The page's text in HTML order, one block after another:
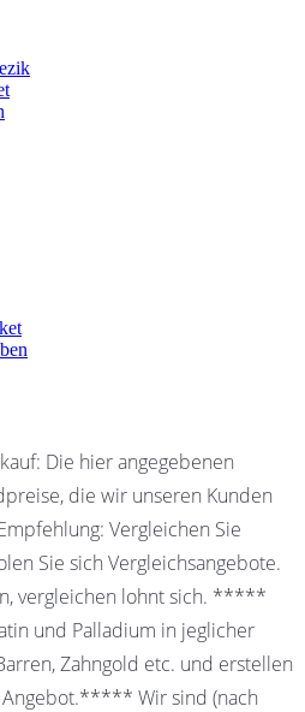
Die hier angegebenen
die wir unseren Kunden
Vergleichen Sie
Sie sich Vergleichsangebote.
vergleichen lohnt sich. *****
und Palladium in jeglicher
Zahngold etc. und erstellen
Wir sind (nach